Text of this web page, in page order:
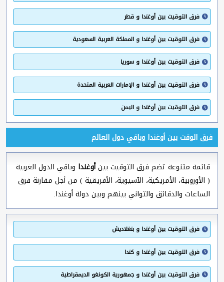
فرق التوقيت بين أوغندا و قطر
فرق التوقيت بين أوغندا و المملكة العربية السعودية
فرق التوقيت بين أوغندا و سوريا
فرق التوقيت بين أوغندا و الإمارات العربية المتحدة
فرق التوقيت بين أوغندا و اليمن
فرق الوقت بين أوغندا وباقي دول العالم
قائمة متنوعة تضم فرق التوقيت بينأوغندا وباقي الدول الغربية
( الأوروبية، الأمريكية، الآسيوية، الأفريقية ) من أجل مقارنة فرق
الساعات والدقائق والثواني بينهم وبين دولة أوغندا.
فرق التوقيت بين أوغندا و بنغلاديش
فرق التوقيت بين أوغندا و كندا
فرق التوقيت بين أوغندا و جمهورية الكونغو الديمقراطية